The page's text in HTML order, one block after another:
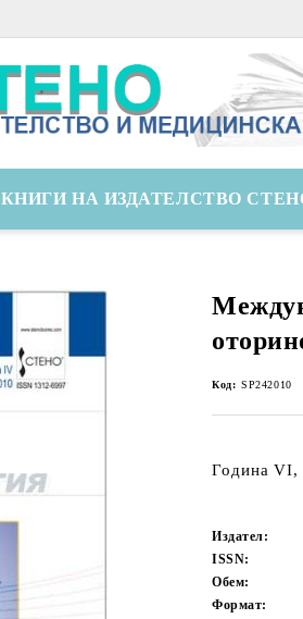
КНИГИ НА ИЗДАТЕЛСТВО
Код: SP242010
Година VI,
Издател:
ISSN:
Обем:
Формат: